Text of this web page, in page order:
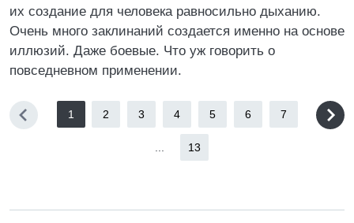
их создание для человека равносильно дыханию.
Очень много заклинаний создается именно на основе
иллюзий. Даже боевые. Что уж говорить о
повседневном применении.
1 2 3 4 5 6 7
13